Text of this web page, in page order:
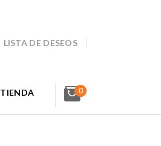
LISTA DE DESEOS
TIENDA 0